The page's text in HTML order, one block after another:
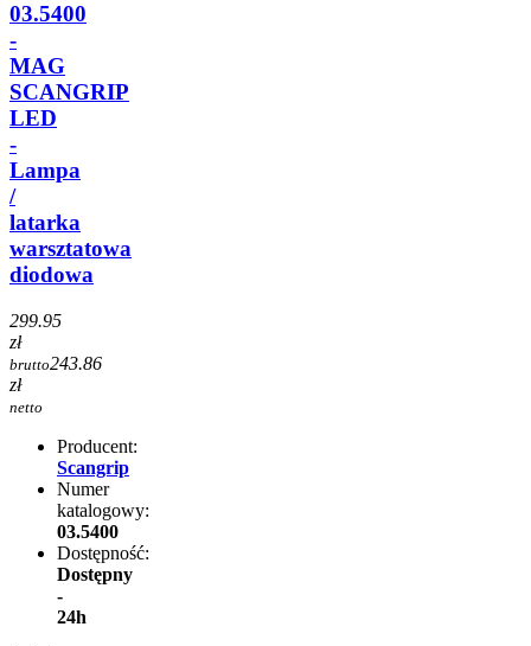
03.5400
-
MAG
SCANGRIP
LED
-
Lampa
/
latarka
warsztatowa
diodowa
299.95
zł
brutto243.86
zł
netto
Producent:
Scangrip
Numer
katalogowy:
03.5400
Dostępność:
Dostępny
-
24h